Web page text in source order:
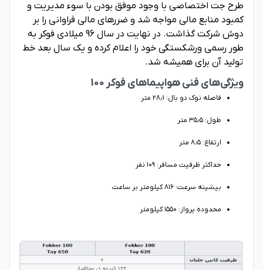
طرح جت اختصاصی با وجود موفق بودن با سوء مدیریت و
کمبود منابع مالی مواجه شد و ضررهای مالی فراوانی را بر
دوش شرکت گذاشت. در نهایت در سال 96 میلادی فوکر به
طور رسمی ورشکستگی خود را اعلام کرده و یک سال بعد خط
تولید آن برای همیشه شد.
ویژگی‌های فنی هواپیماهای فوکر 100
فاصله نوک دو بال: ۲۸٫۱ متر
طول: ۳۵٫۵ متر
ارتفاع: ۸٫۵ متر
حداکثر ظرفیت مسافر: ۱۰۹ نفر
بیشینه سرعت: ۸۱۶ کیلومتر بر ساعت
محدوده پرواز: ۱۵۵۰ کیلومتر